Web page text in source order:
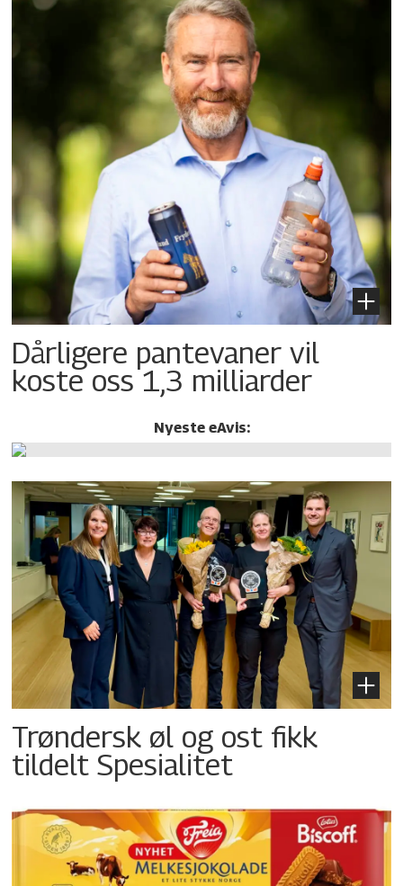
Dårligere pantevaner vil
koste oss 1,3 milliarder
Nyeste eAvis:
Trøndersk øl og ost fikk
tildelt Spesialitet